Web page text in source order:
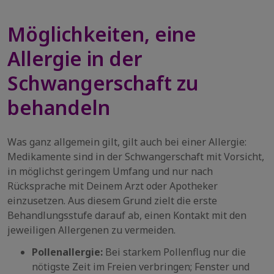
Möglichkeiten, eine
Allergie in der
Schwangerschaft zu
behandeln
Was ganz allgemein gilt, gilt auch bei einer Allergie:
Medikamente sind in der Schwangerschaft mit Vorsicht,
in möglichst geringem Umfang und nur nach
Rücksprache mit Deinem Arzt oder Apotheker
einzusetzen. Aus diesem Grund zielt die erste
Behandlungsstufe darauf ab, einen Kontakt mit den
jeweiligen Allergenen zu vermeiden.
Pollenallergie: Bei starkem Pollenflug nur die
nötigste Zeit im Freien verbringen; Fenster und